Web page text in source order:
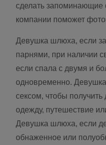
сделать
компании поможет
Девушка шлюха, если
парнями, при наличии
если спала с двумя и
одновременно.
сексом, чтобы получить
одежду, путешествие
Девушка шлюха, если
обнаженное или